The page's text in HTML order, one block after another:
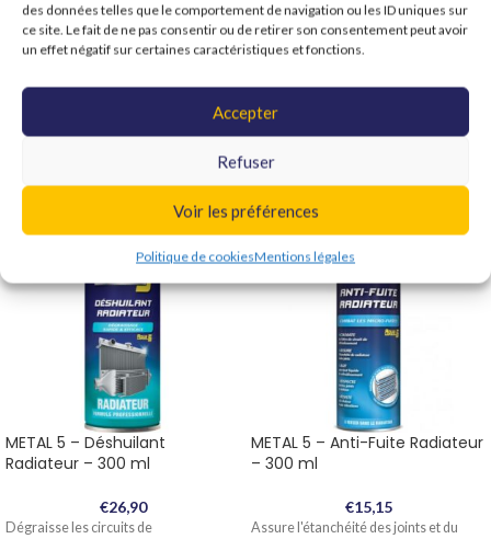
des données telles que le comportement de navigation ou les ID uniques sur
ce site. Le fait de ne pas consentir ou de retirer son consentement peut avoir
un effet négatif sur certaines caractéristiques et fonctions.
Accepter
Refuser
Voir les préférences
Politique de cookiesMentions légales
Informations complémentaires
Produits similaires
METAL 5 – Déshuilant
Radiateur – 300 ml
€26,90
Dégraisse les circuits de
METAL 5 – Anti-Fuite Radiateur
– 300 ml
€15,15
Assure l'étanchéité des joints et du